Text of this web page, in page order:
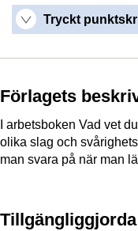
Tryckt
Förlagets
I arbetsboken Vad vet
olika slag och
man svara på när man